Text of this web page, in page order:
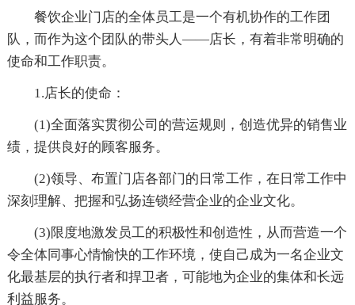
餐饮企业门店的全体员工是一个有机协作的工作团
队，而作为这个团队的带头人——店长，有着非常明确的
使命和工作职责。
1.店长的使命：
(1)全面落实贯彻公司的营运规则，创造优异的销售业
绩，提供良好的顾客服务。
(2)领导、布置门店各部门的日常工作，在日常工作中
深刻理解、把握和弘扬连锁经营企业的企业文化。
(3)限度地激发员工的积极性和创造性，从而营造一个
令全体同事心情愉快的工作环境，使自己成为一名企业文
化最基层的执行者和捍卫者，可能地为企业的集体和长远
利益服务。